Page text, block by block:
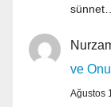
ve
Ağustos